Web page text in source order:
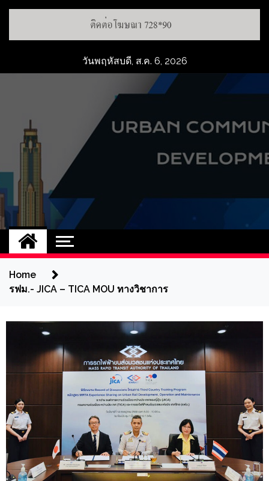
วันพฤหัสบดี, ส.ค. 6, 2026
UCD
NEW
Home
รฟม.- JICA – TICA MOU ทางวิชาการ